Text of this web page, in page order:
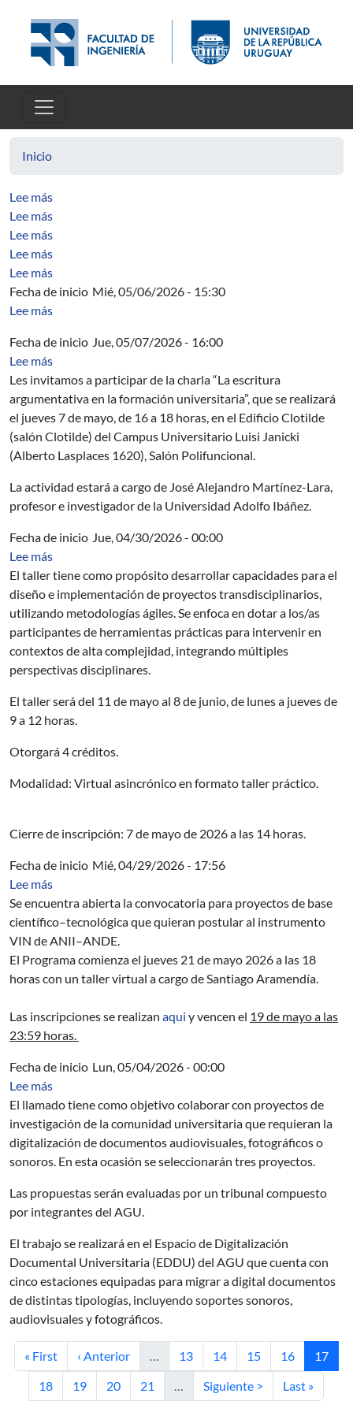
Inicio
Lee mássobre The real analytic Feigenbaum-Coullet-Tresser
Lee mássobre Some open problems concerning expansive
Lee mássobre Simultaneous continuation of infinitely many
Lee mássobre The Pesin entropy formula for C 1
Lee mássobre Weak pseudo-physical measures and Pesin’s
Fecha de inicio Mié, 05/06/2026 - 15:30
Lee mássobre Desde las nacientes hasta el océano Atlántico:
Fecha de inicio Jue, 05/07/2026 - 16:00
Lee mássobre La escritura argumentativa en la formación
Les invitamos a participar de la charla “La escritura
argumentativa en la formación universitaria”, que se realizará
el jueves 7 de mayo, de 16 a 18 horas, en el Edificio Clotilde
(salón Clotilde) del Campus Universitario Luisi Janicki
(Alberto Lasplaces 1620), Salón Polifuncional.
La actividad estará a cargo de José Alejandro Martínez-Lara,
profesor e investigador de la Universidad Adolfo Ibáñez.
Fecha de inicio Jue, 04/30/2026 - 00:00
Lee mássobre Taller de Transdisciplina aplicada: incripciones
El taller tiene como propósito desarrollar capacidades para el
diseño e implementación de proyectos transdisciplinarios,
utilizando metodologías ágiles. Se enfoca en dotar a los/as
participantes de herramientas prácticas para intervenir en
contextos de alta complejidad, integrando múltiples
perspectivas disciplinares.
El taller será del 11 de mayo al 8 de junio, de lunes a jueves de
9 a 12 horas.
Otorgará 4 créditos.
Modalidad: Virtual asincrónico en formato taller práctico.
Cierre de inscripción: 7 de mayo de 2026 a las 14 horas.
Fecha de inicio Mié, 04/29/2026 - 17:56
Lee mássobre 2da edición de Brújula Emprendedora
Se encuentra abierta la convocatoria para proyectos de base
científico–tecnológica que quieran postular al instrumento
VIN de ANII–ANDE.
El Programa comienza el jueves 21 de mayo 2026 a las 18
horas con un taller virtual a cargo de Santiago Aramendía.
Las inscripciones se realizan aqui y vencen el 19 de mayo a las
23:59 horas.
Fecha de inicio Lun, 05/04/2026 - 00:00
Lee mássobre Digitalización de archivos de docentes y
El llamado tiene como objetivo colaborar con proyectos de
investigación de la comunidad universitaria que requieran la
digitalización de documentos audiovisuales, fotográficos o
sonoros. En esta ocasión se seleccionarán tres proyectos.
Las propuestas serán evaluadas por un tribunal compuesto
por integrantes del AGU.
El trabajo se realizará en el Espacio de Digitalización
Documental Universitaria (EDDU) del AGU que cuenta con
cinco estaciones equipadas para migrar a digital documentos
de distintas tipologías, incluyendo soportes sonoros,
audiovisuales y fotográficos.
Primera página
« First Página anterior
‹ Anterior … Página
13 Página
14 Página
15 Página
16
17
Página
18 Página
19 Página
20 Página
21 … Siguiente página
Siguiente > Última
Last »